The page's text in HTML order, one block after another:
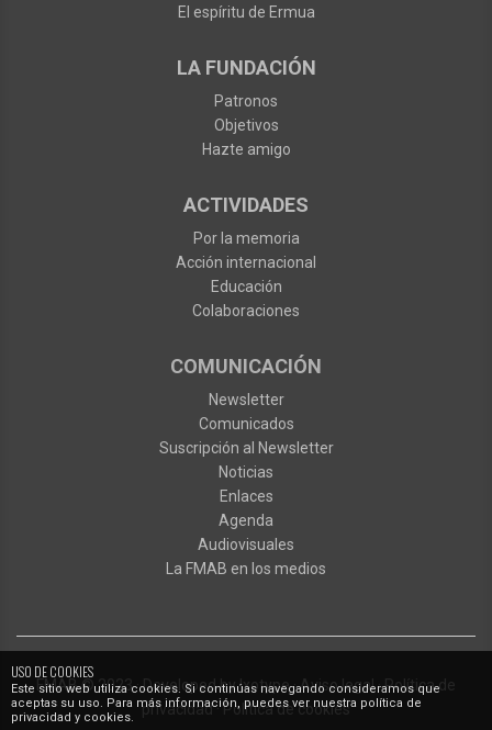
USO DE COOKIES
Este sitio web utiliza cookies. Si continúas navegando consideramos que
aceptas su uso. Para más información, puedes ver nuestra política de
privacidad y cookies.
El espíritu de Ermua
LA FUNDACIÓN
Patronos
Objetivos
Hazte amigo
ACTIVIDADES
Por la memoria
Acción internacional
Educación
Colaboraciones
COMUNICACIÓN
Newsletter
Comunicados
Suscripción al Newsletter
Noticias
Enlaces
Agenda
Audiovisuales
La FMAB en los medios
FMAB© 2023·Developed byIxotype·Aviso legal·Política de
privacidad·Política de cookies